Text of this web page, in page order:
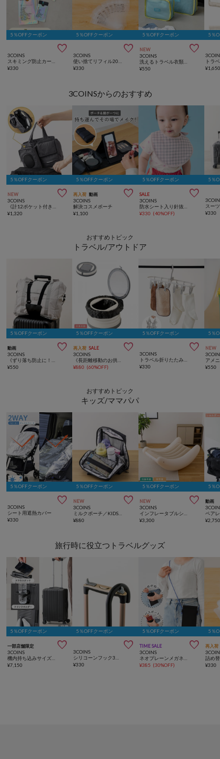
5％OFFクーポン

3COINS
¥330
5％OFFクーポン

3COINS
¥330
5％OFFクーポン
NEW 
3COINS
洗えるトラベル衣類収納2枚セット：S・M
¥550
5％
¥
3COINSからのおすすめ
5％OFFクーポン
NEW 
3COINS
¥1,320
5％OFFクーポン
再入荷 動画 
3COINS
解決コスメポーチ
¥1,100
5％OFFクーポン
SALE 
3COINS
¥330 (40%OFF)
5％
¥330
おすすめトピック
トラベル/アウトドア
5％OFFクーポン
動画 
3COINS
¥550
5％OFFクーポン
再入荷 SALE 
3COINS
¥880 (60%OFF)
5％OFFクーポン

3COINS
トラベル折りたたみピンチハンガー
¥330
5％
NEW
アメ
¥550
おすすめトピック
キッズ/ママパパ
5％OFFクーポン

3COINS
シート用遮熱カバー
¥330
5％OFFクーポン
NEW 
3COINS
¥880
5％OFFクーポン
NEW 
3COINS
¥3,300
5％
動画
¥
旅行時に役立つトラベルグッズ
5％OFFクーポン
一部店舗限定 
3COINS
¥7,150
5％OFFクーポン

3COINS
¥330
5％OFFクーポン
TIME SALE 
3COINS
¥385 (30%OFF)
5％
再入荷
¥330